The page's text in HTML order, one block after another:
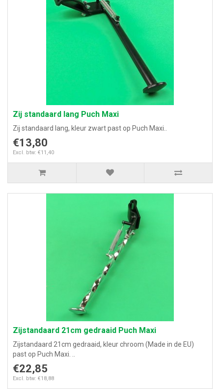
Zij standaard lang Puch Maxi
Zij standaard lang, kleur zwart past op Puch Maxi..
€13,80
Excl. btw: €11,40
Zijstandaard 21cm gedraaid Puch Maxi
Zijstandaard 21cm gedraaid, kleur chroom (Made in de EU)
past op Puch Maxi. ..
€22,85
Excl. btw: €18,88